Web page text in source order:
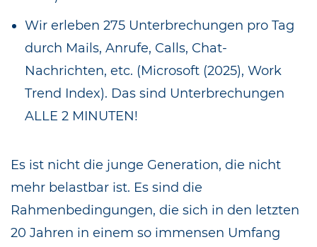
Wir erleben 275 Unterbrechungen pro Tag
durch Mails, Anrufe, Calls, Chat-
Nachrichten, etc. (Microsoft (2025), Work
Trend Index). Das sind Unterbrechungen
ALLE 2 MINUTEN!
Es ist nicht die junge Generation, die nicht
mehr belastbar ist. Es sind die
Rahmenbedingungen, die sich in den letzten
20 Jahren in einem so immensen Umfang